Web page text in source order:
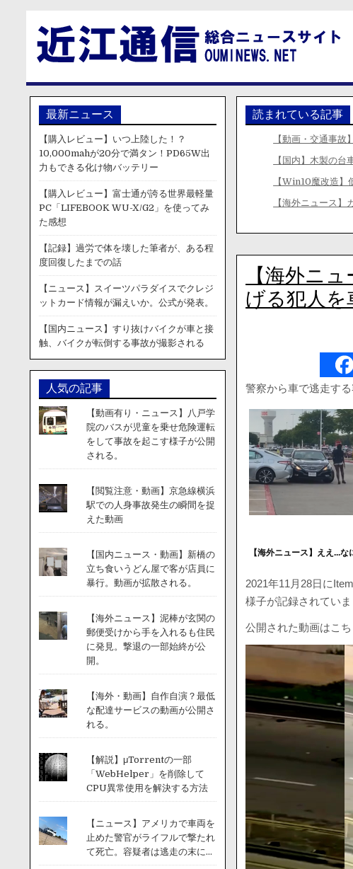
読まれている記事
【動画・交通事
【国内】木製の
【Win10魔改造】
【海外ニュース】
【海外ニ
げる犯人を
警察から車で逃走す
【海外ニュース】ええ...
2021年11月28日に
様子が記録されていま
公開された動画はこち
最新ニュース
【購入レビュー】いつ上陸した！？
10,000mahが20分で満タン！PD65W出
力もできる化け物バッテリー
【購入レビュー】富士通が誇る世界最軽量
PC「LIFEBOOK WU-X/G2」を使ってみ
た感想
【記録】過労で体を壊した筆者が、ある程
度回復したまでの話
【ニュース】スイーツパラダイスでクレジ
ットカード情報が漏えいか。公式が発表。
【国内ニュース】すり抜けバイクが車と接
触、バイクが転倒する事故が撮影される
人気の記事
【動画有り・ニュース】八戸学
院のバスが児童を乗せ危険運転
をして事故を起こす様子が公開
される。
【閲覧注意・動画】京急線横浜
駅での人身事故発生の瞬間を捉
えた動画
【国内ニュース・動画】新橋の
立ち食いうどん屋で客が店員に
暴行。動画が拡散される。
【海外ニュース】泥棒が玄関の
郵便受けから手を入れるも住民
に発見。撃退の一部始終が公
開。
【海外・動画】自作自演？最低
な配達サービスの動画が公開さ
れる。
【解説】μTorrentの一部
「WebHelper」を削除して
CPU異常使用を解決する方法
【ニュース】アメリカで車両を
止めた警官がライフルで撃たれ
て死亡。容疑者は逃走の末に...